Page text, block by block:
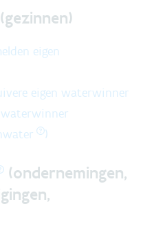
eigen
eigen waterwinner
waterwinner
)
(ondernemingen,